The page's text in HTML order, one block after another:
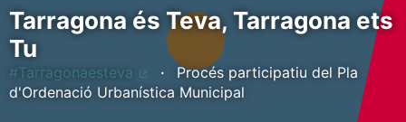
Tarragona és Teva, Tarragona ets
Tu
#Tarragonaesteva
(Enllaç extern)
Procés participatiu del Pla
d'Ordenació Urbanística Municipal